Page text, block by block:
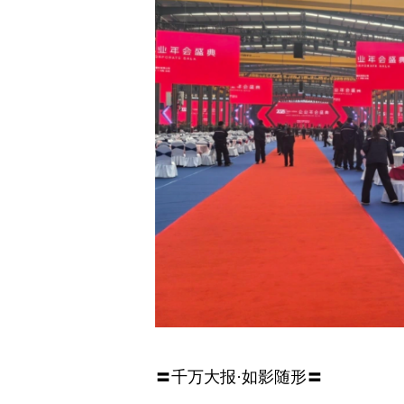
〓千万大报·如影随形〓